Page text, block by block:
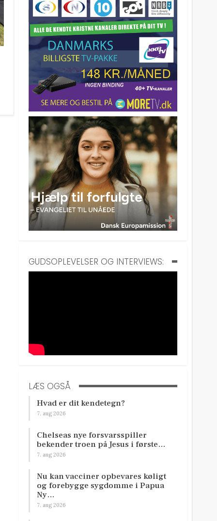
GUDSOPLEVELSER OG INTERVIEWS:
LÆS OGSÅ
Hvad er dit kendetegn?
7. aug 2026
Chelseas nye forsvarsspiller
bekender troen på Jesus i første…
7. aug 2026
Nu kan vacciner opbevares køligt
og forebygge sygdomme i Papua
Ny…
7. aug 2026